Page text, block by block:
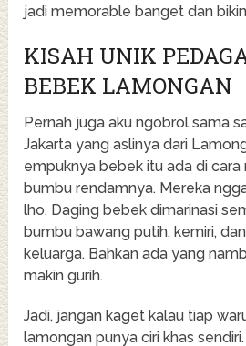
jadi memorable banget dan
KISAH UNIK
BEBEK LAMONGAN
Pernah juga aku ngobrol sama
Jakarta yang aslinya dari
empuknya bebek itu ada di cara
bumbu rendamnya. Mereka
lho. Daging bebek dimarinasi
bumbu bawang putih, kemiri,
keluarga. Bahkan ada yang
makin gurih.
Jadi, jangan kaget kalau tiap
lamongan punya ciri khas